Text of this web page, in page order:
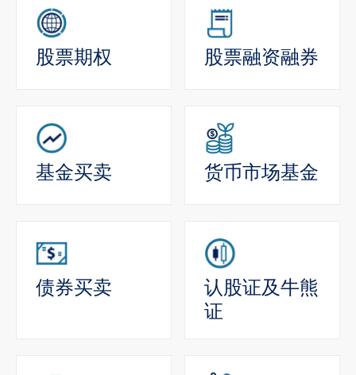
股票期权 股票融资融券
基金买卖 货币市场基金
债券买卖
认股证及牛熊
证